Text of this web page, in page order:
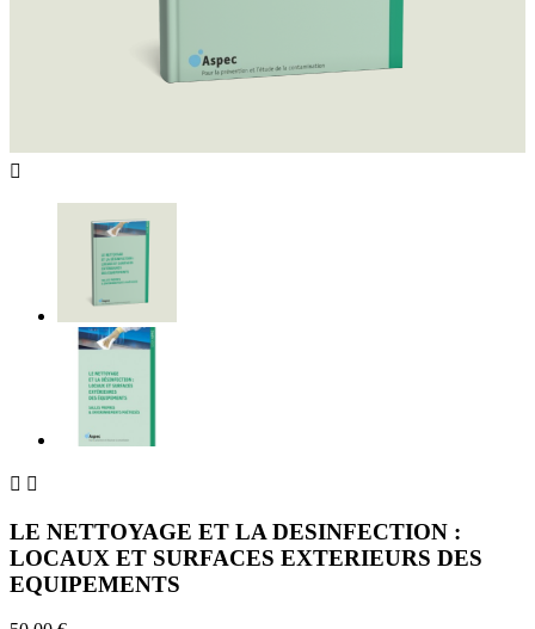

 
LE NETTOYAGE ET LA DESINFECTION :
LOCAUX ET SURFACES EXTERIEURS DES
EQUIPEMENTS